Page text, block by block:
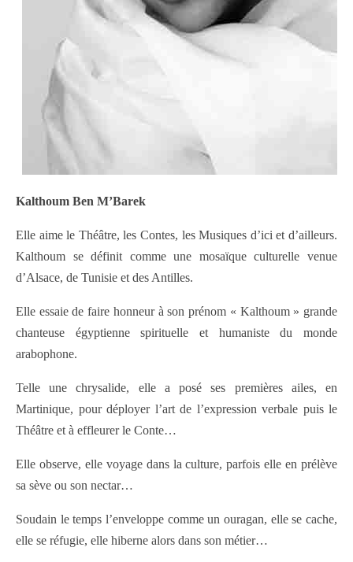
Kalthoum Ben M’Barek
Elle aime le Théâtre, les Contes, les Musiques d’ici et d’ailleurs.
Kalthoum se définit comme une mosaïque culturelle venue
d’Alsace, de Tunisie et des Antilles.
Elle essaie de faire honneur à son prénom « Kalthoum » grande
chanteuse égyptienne spirituelle et humaniste du monde
arabophone.
Telle une chrysalide, elle a posé ses premières ailes, en
Martinique, pour déployer l’art de l’expression verbale puis le
Théâtre et à effleurer le Conte…
Elle observe, elle voyage dans la culture, parfois elle en prélève
sa sève ou son nectar…
Soudain le temps l’enveloppe comme un ouragan, elle se cache,
elle se réfugie, elle hiberne alors dans son métier…